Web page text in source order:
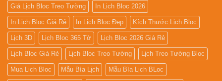
Giá Lịch Bloc Treo Tường In Lịch Bloc 2026
In Lịch Bloc Giá Rẻ In Lịch Bloc Đẹp Kích Thước Lịch Bloc
Lịch 3D Lịch Bloc 365 Tờ Lịch Bloc 2026 Giá Rẻ
Lịch Bloc Giá Rẻ Lịch Bloc Treo Tường Lịch Treo Tường Bloc
Mua Lich Bloc Mẫu Bìa Lịch Mẫu Bìa Lịch BLoc